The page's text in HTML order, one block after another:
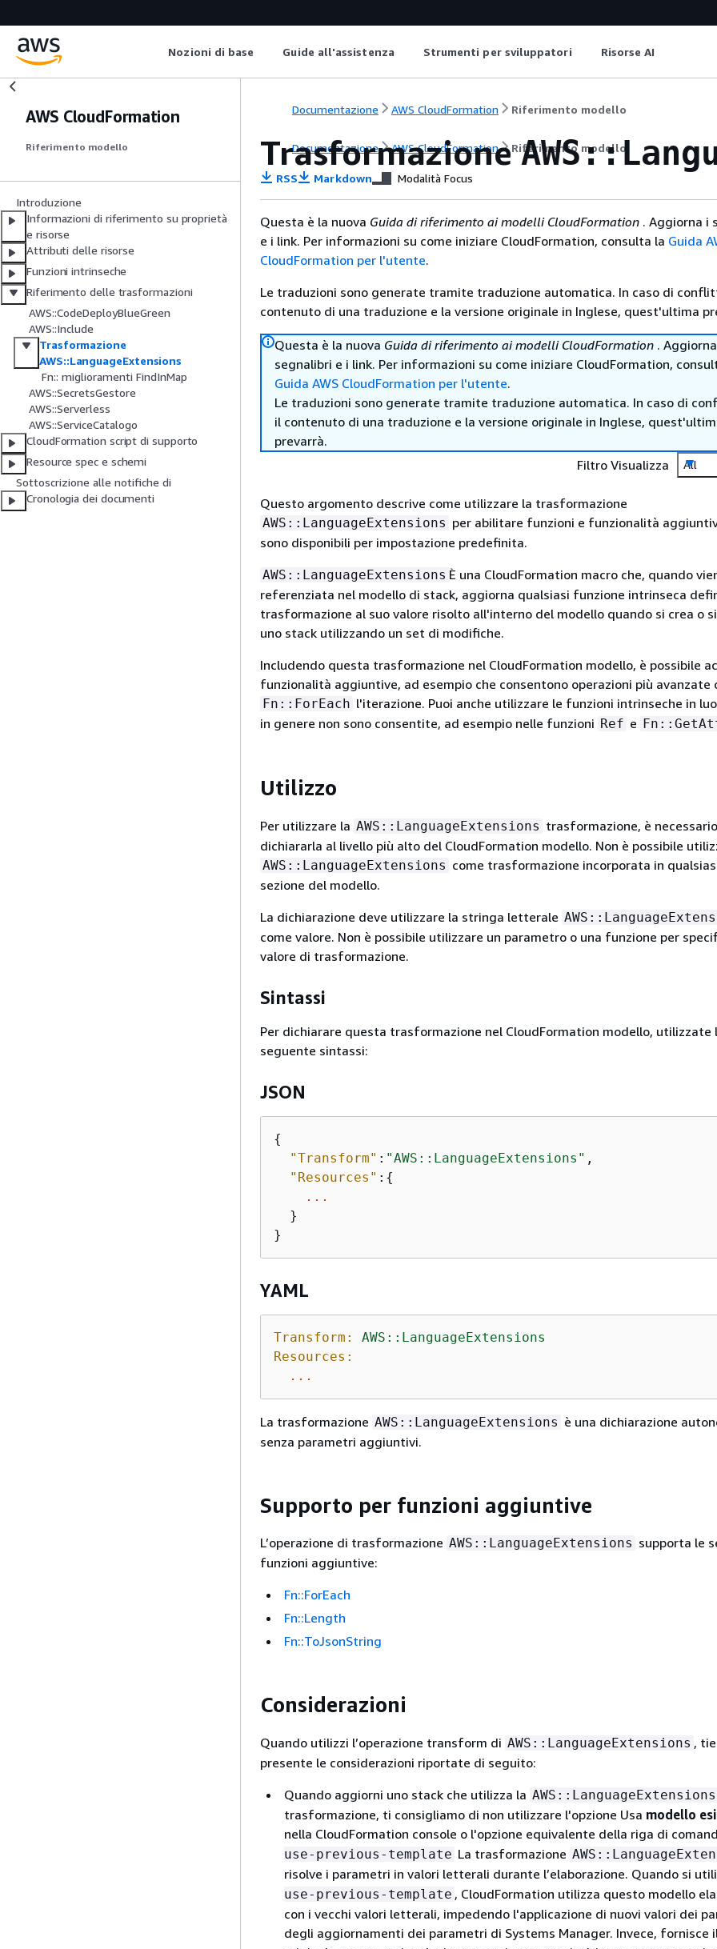
Nozioni di base Guide all'assistenza Strumenti per sviluppatori Risorse AI
AWS CloudFormation
Riferimento modello
Introduzione
Informazioni di riferimento su proprietà
e risorse
Attributi delle risorse
Funzioni intrinseche
Riferimento delle trasformazioni
AWS::CodeDeployBlueGreen
AWS::Include
Trasformazione
AWS::LanguageExtensions
Fn:: miglioramenti FindInMap
AWS::SecretsGestore
AWS::Serverless
AWS::ServiceCatalogo
CloudFormation script di supporto
Resource spec e schemi
Sottoscrizione alle notifiche di
Cronologia dei documenti
Documentazione AWS CloudFormation Riferimento modello
Documentazione AWS CloudFormation Riferimento modello
Trasformazione
RSS Markdown Modalità Focus
Questa è la nuova Guida di riferimento ai modelli CloudFormation . Aggiorna i
e i link. Per informazioni su come iniziare CloudFormation, consulta la Guida
CloudFormation per l'utente.
Le traduzioni sono generate tramite traduzione automatica. In caso di
contenuto di una traduzione e la versione originale in Inglese, quest'ultima
Questa è la nuova Guida di riferimento ai modelli CloudFormation .
segnalibri e i link. Per informazioni su come iniziare CloudFormation,
Guida AWS CloudFormation per l'utente.
Le traduzioni sono generate tramite traduzione automatica. In caso di
il contenuto di una traduzione e la versione originale in Inglese,
prevarrà.
Filtro Visualizza
All
Questo argomento descrive come utilizzare la trasformazione
AWS::LanguageExtensions per abilitare funzioni e funzionalità
sono disponibili per impostazione predefinita.
AWS::LanguageExtensions È una CloudFormation macro che, quando
referenziata nel modello di stack, aggiorna qualsiasi funzione intrinseca
trasformazione al suo valore risolto all'interno del modello quando si crea o
uno stack utilizzando un set di modifiche.
Includendo questa trasformazione nel CloudFormation modello, è possibile
funzionalità aggiuntive, ad esempio che consentono operazioni più avanzate
Fn::ForEach l'iterazione. Puoi anche utilizzare le funzioni intrinseche in
in genere non sono consentite, ad esempio nelle funzioni Ref e
Utilizzo
Per utilizzare la AWS::LanguageExtensions trasformazione, è necessario
dichiararla al livello più alto del CloudFormation modello. Non è possibile
AWS::LanguageExtensions come trasformazione incorporata in
sezione del modello.
La dichiarazione deve utilizzare la stringa letterale
come valore. Non è possibile utilizzare un parametro o una funzione per
valore di trasformazione.
Sintassi
Per dichiarare questa trasformazione nel CloudFormation modello, utilizzate
seguente sintassi:
JSON
{
"Transform" : "AWS::LanguageExtensions" ,
"Resources" : {
...
  }
}
YAML
Transform:
AWS::LanguageExtensions
Resources:
...
La trasformazione AWS::LanguageExtensions è una dichiarazione
senza parametri aggiuntivi.
Supporto per funzioni aggiuntive
L’operazione di trasformazione AWS::LanguageExtensions supporta le
funzioni aggiuntive:
Fn::ForEach
Fn::Length
Fn::ToJsonString
Considerazioni
Quando utilizzi l’operazione transform di AWS::LanguageExtensions ,
presente le considerazioni riportate di seguito:
Quando aggiorni uno stack che utilizza la AWS::LanguageExtensions
trasformazione, ti consigliamo di non utilizzare l'opzione Usa modello
nella CloudFormation console o l'opzione equivalente della riga di
use-previous-template La trasformazione
risolve i parametri in valori letterali durante l’elaborazione. Quando si
use-previous-template , CloudFormation utilizza questo modello
con i vecchi valori letterali, impedendo l'applicazione di nuovi valori dei
degli aggiornamenti dei parametri di Systems Manager. Invece, fornisce